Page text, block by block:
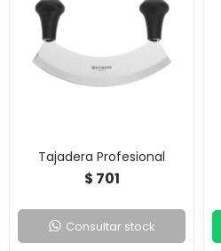
Tajadera Profesional
$ 701
Consultar stock